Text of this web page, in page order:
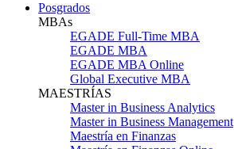
Posgrados
MBAs
EGADE Full-Time MBA
EGADE MBA
EGADE MBA Online
Global Executive MBA
MAESTRÍAS
Master in Business Analytics
Master in Business Management
Maestría en Finanzas